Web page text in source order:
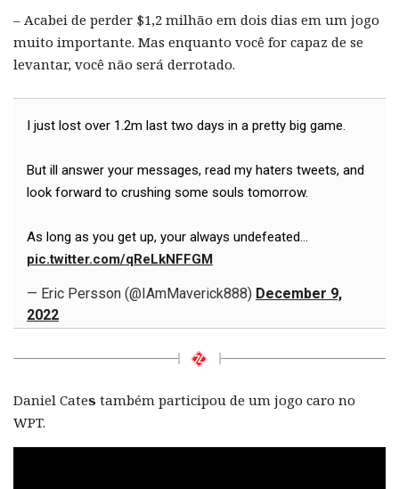
– Acabei de perder $1,2 milhão em dois dias em um jogo
muito importante. Mas enquanto você for capaz de se
levantar, você não será derrotado.
I just lost over 1.2m last two days in a pretty big game.
But ill answer your messages, read my haters tweets, and
look forward to crushing some souls tomorrow.
As long as you get up, your always undefeated...
pic.twitter.com/qReLkNFFGM
— Eric Persson (@IAmMaverick888) December 9,
2022
Daniel Cates também participou de um jogo caro no
WPT.